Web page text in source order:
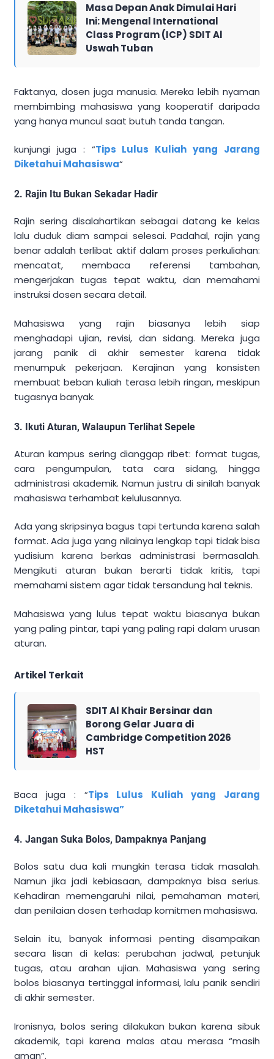
Masa Depan Anak Dimulai Hari
Ini: Mengenal International
Class Program (ICP) SDIT Al
Uswah Tuban
Faktanya, dosen juga manusia. Mereka lebih nyaman
membimbing mahasiswa yang kooperatif daripada
yang hanya muncul saat butuh tanda tangan.
kunjungi juga : “Tips Lulus Kuliah yang Jarang
Diketahui Mahasiswa“
2. Rajin Itu Bukan Sekadar Hadir
Rajin sering disalahartikan sebagai datang ke kelas
lalu duduk diam sampai selesai. Padahal, rajin yang
benar adalah terlibat aktif dalam proses perkuliahan:
mencatat, membaca referensi tambahan,
mengerjakan tugas tepat waktu, dan memahami
instruksi dosen secara detail.
Mahasiswa yang rajin biasanya lebih siap
menghadapi ujian, revisi, dan sidang. Mereka juga
jarang panik di akhir semester karena tidak
menumpuk pekerjaan. Kerajinan yang konsisten
membuat beban kuliah terasa lebih ringan, meskipun
tugasnya banyak.
3. Ikuti Aturan, Walaupun Terlihat Sepele
Aturan kampus sering dianggap ribet: format tugas,
cara pengumpulan, tata cara sidang, hingga
administrasi akademik. Namun justru di sinilah banyak
mahasiswa terhambat kelulusannya.
Ada yang skripsinya bagus tapi tertunda karena salah
format. Ada juga yang nilainya lengkap tapi tidak bisa
yudisium karena berkas administrasi bermasalah.
Mengikuti aturan bukan berarti tidak kritis, tapi
memahami sistem agar tidak tersandung hal teknis.
Mahasiswa yang lulus tepat waktu biasanya bukan
yang paling pintar, tapi yang paling rapi dalam urusan
aturan.
Artikel Terkait
SDIT Al Khair Bersinar dan
Borong Gelar Juara di
Cambridge Competition 2026
HST
Baca juga : “Tips Lulus Kuliah yang Jarang
Diketahui Mahasiswa”
4. Jangan Suka Bolos, Dampaknya Panjang
Bolos satu dua kali mungkin terasa tidak masalah.
Namun jika jadi kebiasaan, dampaknya bisa serius.
Kehadiran memengaruhi nilai, pemahaman materi,
dan penilaian dosen terhadap komitmen mahasiswa.
Selain itu, banyak informasi penting disampaikan
secara lisan di kelas: perubahan jadwal, petunjuk
tugas, atau arahan ujian. Mahasiswa yang sering
bolos biasanya tertinggal informasi, lalu panik sendiri
di akhir semester.
Ironisnya, bolos sering dilakukan bukan karena sibuk
akademik, tapi karena malas atau merasa “masih
aman”.